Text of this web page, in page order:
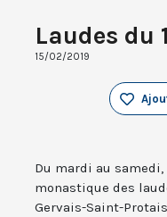
Laudes du
15/02/2019
Du mardi au
monastique des
Gervais-Saint-